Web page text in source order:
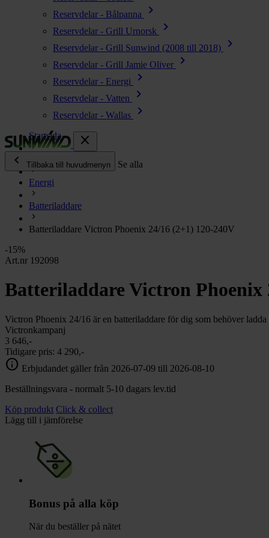
Reservdelar - Bålpanna chevron_right
Reservdelar - Grill Urnorsk chevron_right
Reservdelar - Grill Sunwind (2008 till 2018) chevron_right
Reservdelar - Grill Jamie Oliver chevron_right
Reservdelar - Energi chevron_right
Reservdelar - Vatten chevron_right
Reservdelar - Wallas
chevron_right
close
chevron_left
Tillbaka till huvudmenyn Se alla
Energi
Kök & Gasol chevron_right
Värme chevron_right
Grill & Fritid chevron_right
Reservdelar chevron_right
Startsida
Energi
Batteriladdare
Batteriladdare Victron Phoenix 24/16 (2+1) 120-240V
-15%
Art.nr 192098
Batteriladdare Victron Phoenix
Victron Phoenix 24/16 är en batteriladdare för dig som behöver
Victronkampanj
3 646,-
Tidigare pris: 4 290,-
info Erbjudandet gäller från 2026-07-09 till 2026-08-10
Beställningsvara - normalt 5-10 dagars lev.tid
Köp produkt Click & collect
Lägg till i jämförelse
Bonus på alla köp
När du beställer på nätet